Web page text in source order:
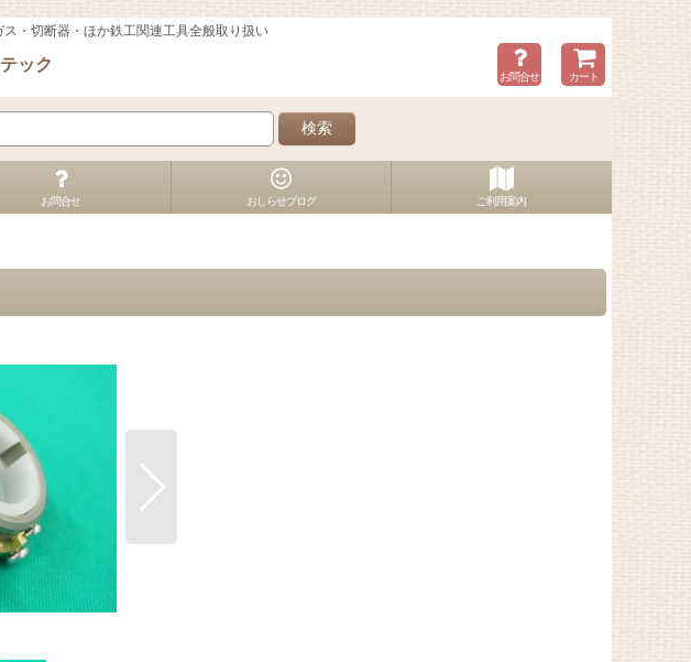
・切断器・ほか鉄工関連工具全般取り扱い
ック
お問合せ カート
検索
お問合せ おしらせブログ ご利用案内